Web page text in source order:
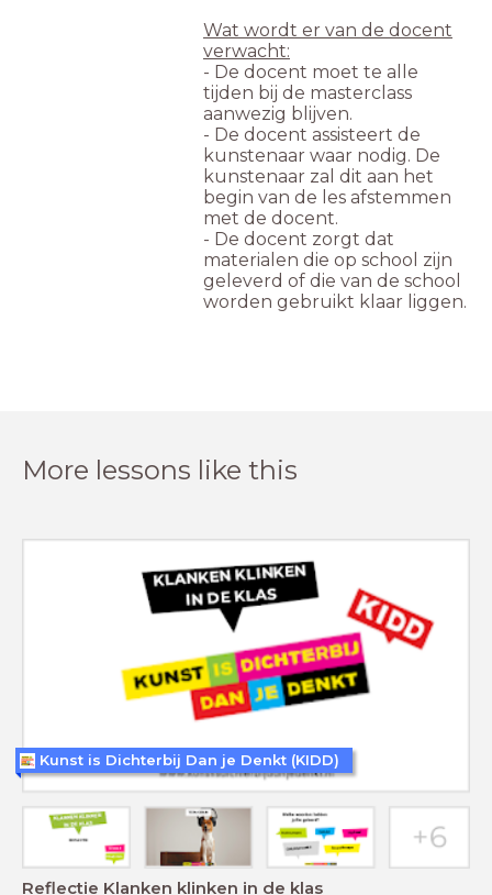
Wat wordt er van de docent
verwacht:
- De docent moet te alle
tijden bij de masterclass
aanwezig blijven.
- De docent assisteert de
kunstenaar waar nodig. De
kunstenaar zal dit aan het
begin van de les afstemmen
met de docent.
- De docent zorgt dat
materialen die op school zijn
geleverd of die van de school
worden gebruikt klaar liggen.
More lessons like this
Reflectie Klanken klinken in de klas
Kunst is Dichterbij Dan je Denkt (KIDD)